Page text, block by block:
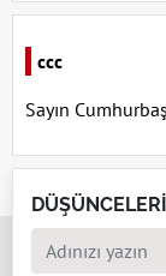
ccc
Sayın